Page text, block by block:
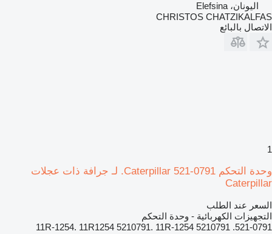
اليونان، Elefsina
CHRISTOS CHATZIKALFAS
الاتصال بالبائع
1
وحدة التحكم Caterpillar 521-0791. لـ جرافة ذات عجلات
Caterpillar
السعر عند الطلب
التجهيزات الكهربائية - وحدة التحكم
521-0791. 5210791 11R-1254. 11R1254 5210791. 11R-1254